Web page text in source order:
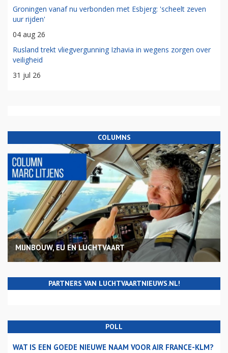
Groningen vanaf nu verbonden met Esbjerg: 'scheelt zeven
uur rijden'
04 aug 26
Rusland trekt vliegvergunning Izhavia in wegens zorgen over
veiligheid
31 jul 26
COLUMNS
MIJNBOUW, EU EN LUCHTVAART
PARTNERS VAN LUCHTVAARTNIEUWS.NL!
POLL
WAT IS EEN GOEDE NIEUWE NAAM VOOR AIR FRANCE-KLM?